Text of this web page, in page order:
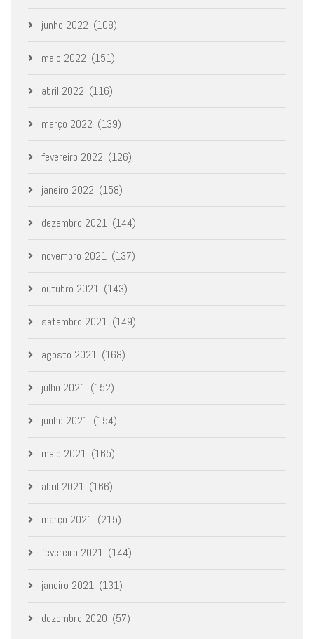
junho 2022 (108)
maio 2022 (151)
abril 2022 (116)
março 2022 (139)
fevereiro 2022 (126)
janeiro 2022 (158)
dezembro 2021 (144)
novembro 2021 (137)
outubro 2021 (143)
setembro 2021 (149)
agosto 2021 (168)
julho 2021 (152)
junho 2021 (154)
maio 2021 (165)
abril 2021 (166)
março 2021 (215)
fevereiro 2021 (144)
janeiro 2021 (131)
dezembro 2020 (57)